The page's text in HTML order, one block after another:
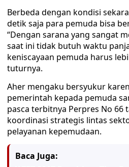
Berbeda dengan kondisi
detik saja para pemuda bisa
“Dengan sarana yang sangat
saat ini tidak butuh waktu
keniscayaan pemuda harus
tuturnya.
Aher mengaku bersyukur
pemerintah kepada pemuda
pasca terbitnya Perpres No 66
koordinasi strategis lintas
pelayanan kepemudaan.
Baca Juga: